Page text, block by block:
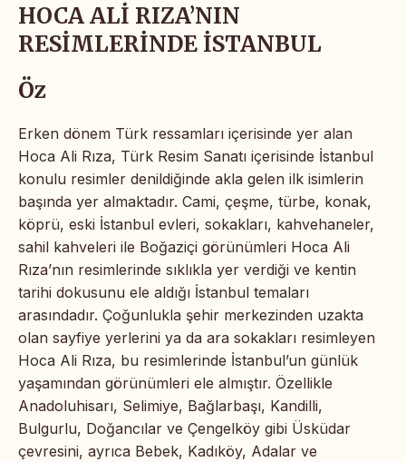
HOCA ALİ RIZA’NIN
RESİMLERİNDE İSTANBUL
Öz
Erken dönem Türk ressamları içerisinde yer alan
Hoca Ali Rıza, Türk Resim Sanatı içerisinde İstanbul
konulu resimler denildiğinde akla gelen ilk isimlerin
başında yer almaktadır. Cami, çeşme, türbe, konak,
köprü, eski İstanbul evleri, sokakları, kahvehaneler,
sahil kahveleri ile Boğaziçi görünümleri Hoca Ali
Rıza’nın resimlerinde sıklıkla yer verdiği ve kentin
tarihi dokusunu ele aldığı İstanbul temaları
arasındadır. Çoğunlukla şehir merkezinden uzakta
olan sayfiye yerlerini ya da ara sokakları resimleyen
Hoca Ali Rıza, bu resimlerinde İstanbul’un günlük
yaşamından görünümleri ele almıştır. Özellikle
Anadoluhisarı, Selimiye, Bağlarbaşı, Kandilli,
Bulgurlu, Doğancılar ve Çengelköy gibi Üsküdar
çevresini, ayrıca Bebek, Kadıköy, Adalar ve